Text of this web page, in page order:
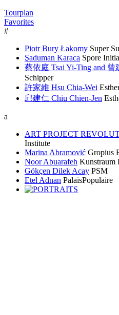
Tourplan
Favorites
#
Piotr Bury Łakomy Super
Şaduman Karaca Spore
蔡依庭 Tsai Yi-Ting and 曾
Schipper
許家維 Hsu Chia-Wei
邱建仁 Chiu Chien-Jen
a
ART PROJECT
Institute
Marina Abramović Gropius
Noor Abuarafeh Kunstraum
Gökçen Dilek Acay PSM
Etel Adnan PalaisPopulaire